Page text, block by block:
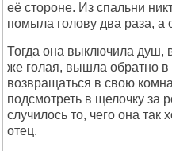
её стороне. Из спальни
помыла голову два раза, а
Тогда она выключила душ,
же голая, вышла обратно
возвращаться в свою
подсмотреть в щелочку за
случилось то, чего она
отец.